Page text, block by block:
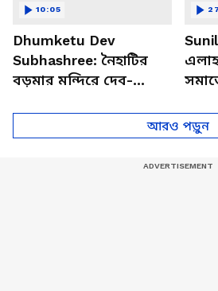
Dhumketu Dev
Subhashree: নৈহাটির
বড়মার মন্দিরে দেব-
10:05
আরও পড়ুন